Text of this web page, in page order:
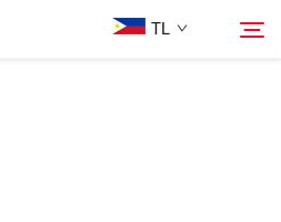
TL